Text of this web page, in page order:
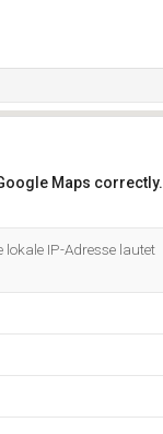
Maps correctly.
IP-Adresse lautet